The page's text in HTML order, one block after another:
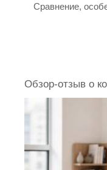
Сравнение,
Обзор-отзыв о